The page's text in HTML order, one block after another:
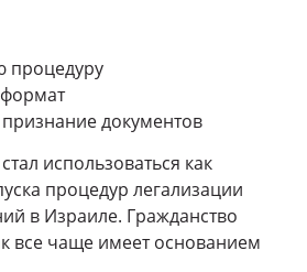
процедуру
документов
использоваться как
процедур легализации
в Израиле. Гражданство
все чаще имеет основанием